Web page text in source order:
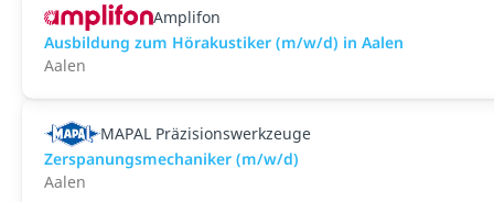
Amplifon
Ausbildung zum Hörakustiker (m/w/d) in Aalen
Aalen
MAPAL Präzisionswerkzeuge
Zerspanungsmechaniker (m/w/d)
Aalen